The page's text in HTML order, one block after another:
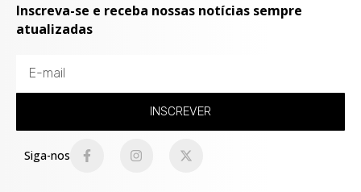
Inscreva-se e receba nossas notícias sempre
atualizadas
INSCREVER
Siga-nos